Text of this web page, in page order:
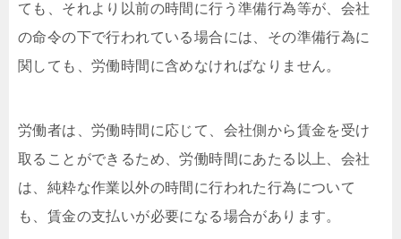
ても、それより以前の時間に⾏う準備⾏為等が、会社
の命令の下で⾏われている場合には、その準備⾏為に
関しても、労働時間に含めなければなりません。
労働者は、労働時間に応じて、会社側から賃⾦を受け
取ることができるため、労働時間にあたる以上、会社
は、純粋な作業以外の時間に⾏われた⾏為について
も、賃⾦の⽀払いが必要になる場合があります。